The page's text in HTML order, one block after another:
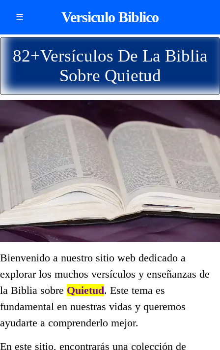
☰ Versiculo Biblico
82+Versículos De La Biblia
Sobre Quietud
Bienvenido a nuestro sitio web dedicado a
explorar los muchos versículos y enseñanzas de
la Biblia sobre Quietud. Este tema es
fundamental en nuestras vidas y queremos
ayudarte a comprenderlo mejor.
En este sitio, encontrarás una colección de